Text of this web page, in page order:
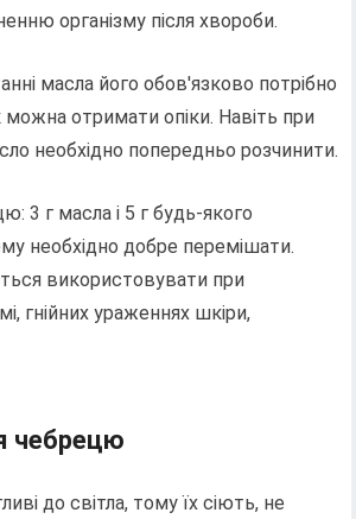
організму після хвороби.
масла його обов'язково потрібно
можна отримати опіки. Навіть при
необхідно попередньо розчинити.
3 г масла і 5 г будь-якого
необхідно добре перемішати.
використовувати при
гнійних ураженнях шкіри,
чебрецю
до світла, тому їх сіють, не